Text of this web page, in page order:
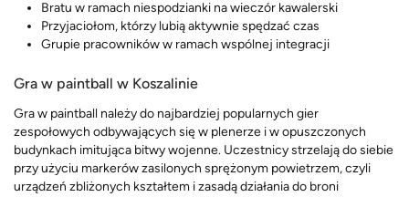
Bratu w ramach niespodzianki na wieczór kawalerski
Przyjaciołom, którzy lubią aktywnie spędzać czas
Grupie pracowników w ramach wspólnej integracji
Gra w paintball w Koszalinie
Gra w paintball należy do najbardziej popularnych gier
zespołowych odbywających się w plenerze i w opuszczonych
budynkach imitująca bitwy wojenne. Uczestnicy strzelają do siebie
przy użyciu markerów zasilonych sprężonym powietrzem, czyli
urządzeń zbliżonych kształtem i zasadą działania do broni